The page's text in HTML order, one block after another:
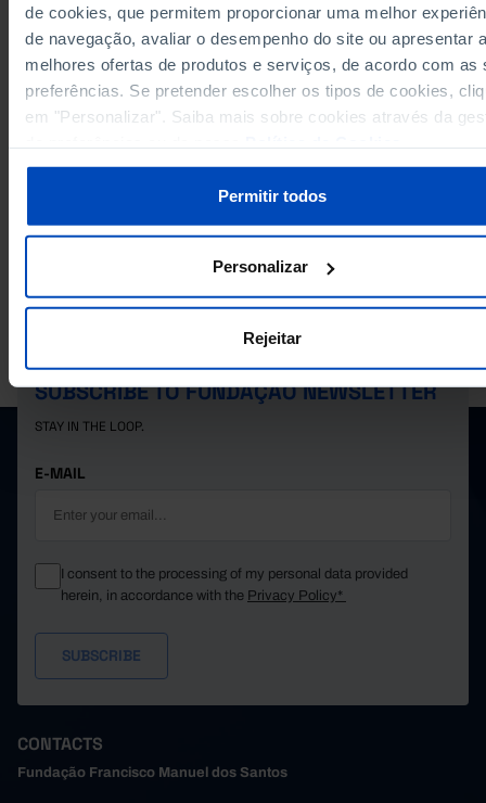
de cookies, que permitem proporcionar uma melhor
de navegação, avaliar o desempenho do site ou apresentar
melhores ofertas de produtos e serviços, de acordo com as
preferências. Se pretender escolher os tipos de cookies,
em "Personalizar". Saiba mais sobre cookies através da
Permitir todos
Personalizar
Rejeitar
2,384
2017
2,267
2018
2,354
2019
2,561
2022
1,563
2024
RELATED
PORDATA IS A PROJECT OF THE FUNDAÇÃO FRANCISCO MANUEL DOS
SANTOS.
SUBSCRIBE TO FUNDAÇÃO NEWSLETTER
STAY IN THE LOOP.
E-MAIL
I consent to the processing of my personal data provided
herein, in accordance with the Privacy Policy*
CONTACTS
Fundação Francisco Manuel dos Santos